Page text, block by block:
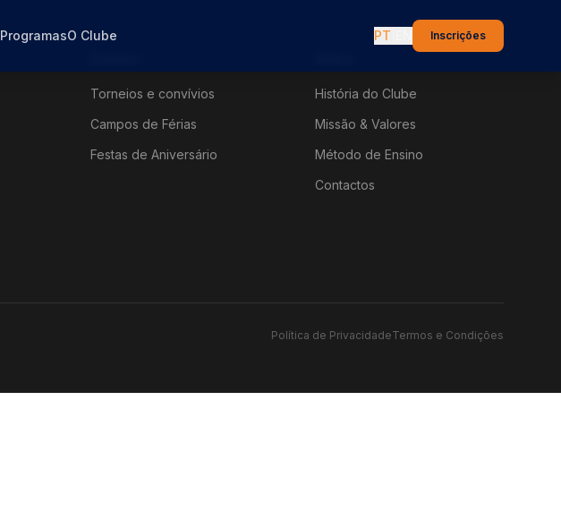
ProgramasO Clube PT Inscrições
Torneios e convívios
Campos de Férias
Festas de Aniversário
História do Clube
Missão & Valores
Método de Ensino
Contactos
Política de PrivacidadeTermos e Condições